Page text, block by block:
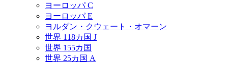
ヨーロッパ C
ヨーロッパ E
ヨルダン・クウェート・オマーン
世界 118カ国 J
世界 155カ国
世界 25カ国 A